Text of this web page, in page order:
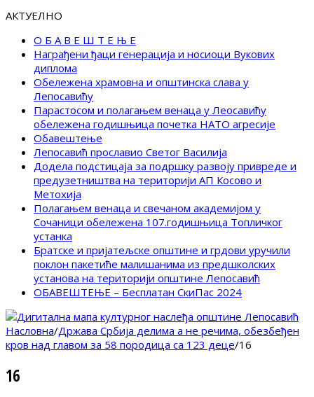
АКТУЕЛНО
О Б А В Е Ш Т Е Њ Е
Награђени ђаци генерација и носиоци Вукових
диплома
Обележена храмовна и општинска слава у
Лепосавићу
Парастосом и полагањем венаца у Леосавићу
обележена годишњица почетка НАТО агресије
Обавештење
Лепосавић прославио Светог Василија
Додела подстицаја за подршку развоју привреде и
предузетништва на територији АП Косово и
Метохија
Полагањем венаца и свечаном академијом у
Сочаници обележена 107.годишњица Топличког
устанка
Братске и пријатељске општине и грдови уручили
поклон пакетиће малишанима из предшколских
установа на територији општине Лепосавић
ОБАВЕШТЕЊЕ – Бесплатан СкиПас 2024
Насловна/Држава Србија делима а не речима, обезбеђен
кров над главом за 58 породица са 123 деце/16
16